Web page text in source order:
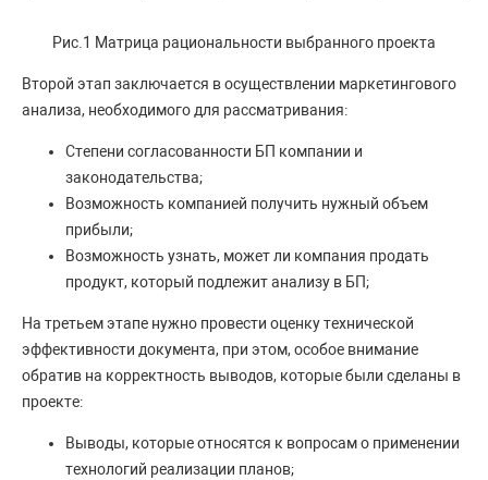
Рис.1 Матрица рациональности выбранного проекта
Второй этап заключается в осуществлении маркетингового
анализа, необходимого для рассматривания:
Степени согласованности БП компании и
законодательства;
Возможность компанией получить нужный объем
прибыли;
Возможность узнать, может ли компания продать
продукт, который подлежит анализу в БП;
На третьем этапе нужно провести оценку технической
эффективности документа, при этом, особое внимание
обратив на корректность выводов, которые были сделаны в
проекте:
Выводы, которые относятся к вопросам о применении
технологий реализации планов;